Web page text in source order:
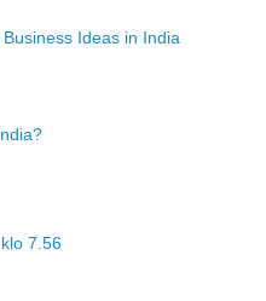
Ideas in India
7.56